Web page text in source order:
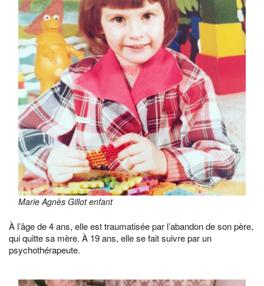
Marie Agnès Gillot enfant
À l’âge de 4 ans, elle est traumatisée par l’abandon de son père,
qui quitte sa mère. À 19 ans, elle se fait suivre par un
psychothérapeute.